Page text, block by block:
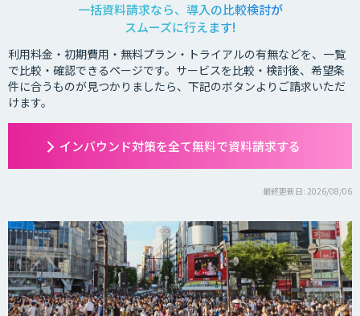
一括資料請求なら、導入の比較検討が
スムーズに行えます!
利用料金・初期費用・無料プラン・トライアルの有無などを、一覧
で比較・確認できるページです。サービスを比較・検討後、希望条
件に合うものが見つかりましたら、下記のボタンよりご請求いただ
けます。
インバウンド対策を全て無料で資料請求する
最終更新日: 2026/08/06